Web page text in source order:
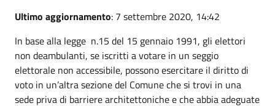
Ultimo aggiornamento: 7 settembre 2020, 14:42
In base alla legge n.15 del 15 gennaio 1991, gli elettori
non deambulanti, se iscritti a votare in un seggio
elettorale non accessibile, possono esercitare il diritto di
voto in un’altra sezione del Comune che si trovi in una
sede priva di barriere architettoniche e che abbia adeguate